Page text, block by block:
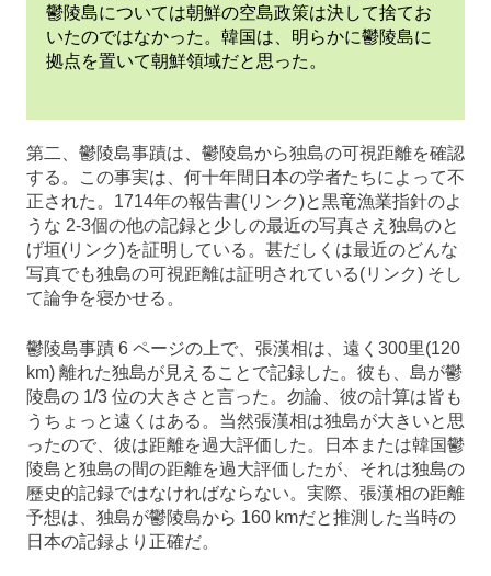
鬱陵島については朝鮮の空島政策は決して捨てお
いたのではなかった。韓国は、明らかに鬱陵島に
拠点を置いて朝鮮領域だと思った。
第二、鬱陵島事蹟は、鬱陵島から独島の可視距離を確認
する。この事実は、何十年間日本の学者たちによって不
正された。1714年の報告書(リンク)と黒竜漁業指針のよ
うな 2-3個の他の記録と少しの最近の写真さえ独島のと
げ垣(リンク)を証明している。甚だしくは最近のどんな
写真でも独島の可視距離は証明されている(リンク) そし
て論争を寝かせる。
鬱陵島事蹟 6 ページの上で、張漢相は、遠く300里(120
km) 離れた独島が見えることで記録した。彼も、島が鬱
陵島の 1/3 位の大きさと言った。勿論、彼の計算は皆も
うちょっと遠くはある。当然張漢相は独島が大きいと思
ったので、彼は距離を過大評価した。日本または韓国鬱
陵島と独島の間の距離を過大評価したが、それは独島の
歷史的記録ではなければならない。実際、張漢相の距離
予想は、独島が鬱陵島から 160 kmだと推測した当時の
日本の記録より正確だ。